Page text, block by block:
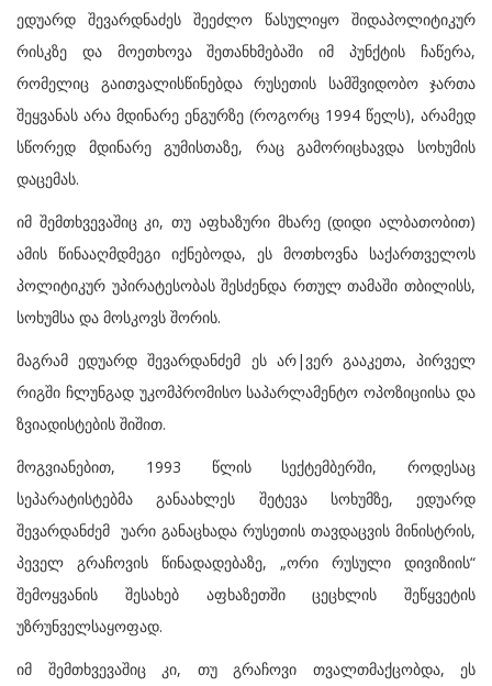
ედუარდ შევარდნაძეს შეეძლო წასულიყო შიდაპოლიტიკურ
რისკზე და მოეთხოვა შეთანხმებაში იმ პუნქტის ჩაწერა,
რომელიც გაითვალისწინებდა რუსეთის სამშვიდობო ჯართა
შეყვანას არა მდინარე ენგურზე (როგორც 1994 წელს), არამედ
სწორედ მდინარე გუმისთაზე, რაც გამორიცხავდა სოხუმის
დაცემას.
იმ შემთხვევაშიც კი, თუ აფხაზური მხარე (დიდი ალბათობით)
ამის წინააღმდმეგი იქნებოდა, ეს მოთხოვნა საქართველოს
პოლიტიკურ უპირატესობას შესძენდა რთულ თამაში თბილისს,
სოხუმსა და მოსკოვს შორის.
მაგრამ ედუარდ შევარდანძემ ეს არ|ვერ გააკეთა, პირველ
რიგში ჩლუნგად უკომპრომისო საპარლამენტო ოპოზიციისა და
ზვიადისტების შიშით.
მოგვიანებით, 1993 წლის სექტემბერში, როდესაც
სეპარატისტებმა განაახლეს შეტევა სოხუმზე, ედუარდ
შევარდანძემ უარი განაცხადა რუსეთის თავდაცვის მინისტრის,
პეველ გრაჩოვის წინადადებაზე, „ორი რუსული დივიზიის“
შემოყვანის შესახებ აფხაზეთში ცეცხლის შეწყვეტის
უზრუნველსაყოფად.
იმ შემთხვევაშიც კი, თუ გრაჩოვი თვალთმაქცობდა, ეს